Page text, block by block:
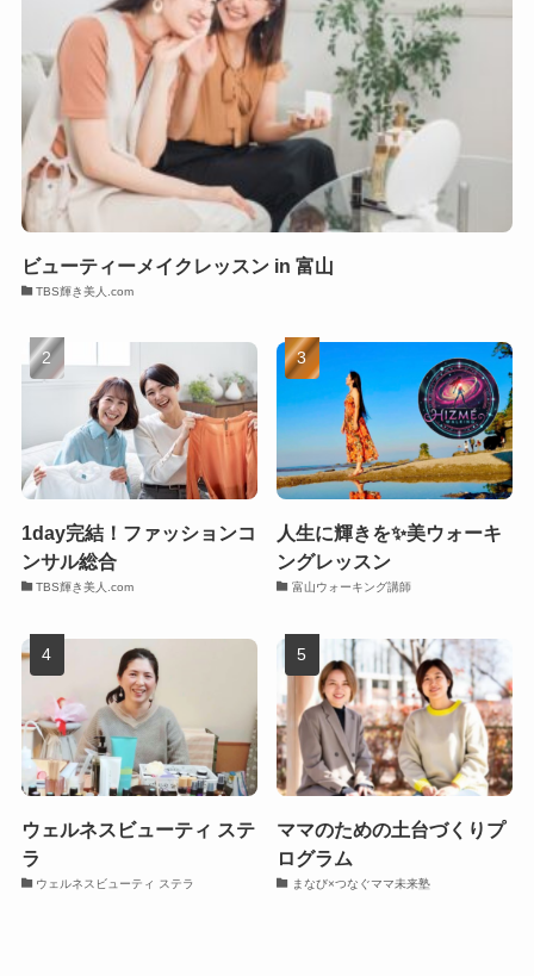
ビューティーメイクレッスン in 富山
TBS輝き美人.com
1day完結！ファッションコ
ンサル総合
TBS輝き美人.com
人生に輝きを✨美ウォーキ
ングレッスン
富山ウォーキング講師
ウェルネスビューティ ステ
ラ
ウェルネスビューティ ステラ
ママのための土台づくりプ
ログラム
まなび×つなぐママ未来塾